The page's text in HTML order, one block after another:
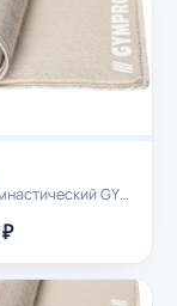
Ковер гимнастический GYMPROF 3х4м